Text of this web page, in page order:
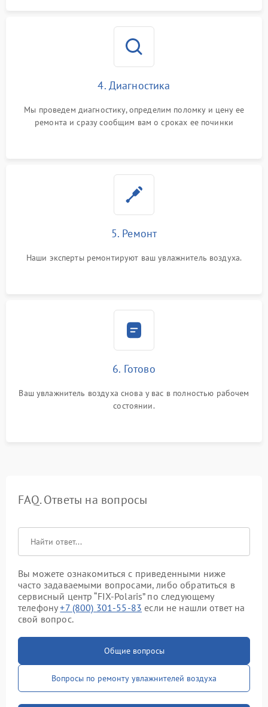
4. Диагностика
Мы проведем диагностику, определим поломку и цену ее
ремонта и сразу сообщим вам о сроках ее починки
5. Ремонт
Наши эксперты ремонтируют ваш увлажнитель воздуха.
6. Готово
Ваш увлажнитель воздуха снова у вас в полностью рабочем
состоянии.
FAQ. Ответы на вопросы
Вы можете ознакомиться с приведенными ниже
часто задаваемыми вопросами, либо обратиться в
сервисный центр “FIX-Polaris” по следующему
телефону+7 (800) 301-55-83 если не нашли ответ на
свой вопрос.
Общие вопросы
Вопросы по ремонту увлажнителей воздуха